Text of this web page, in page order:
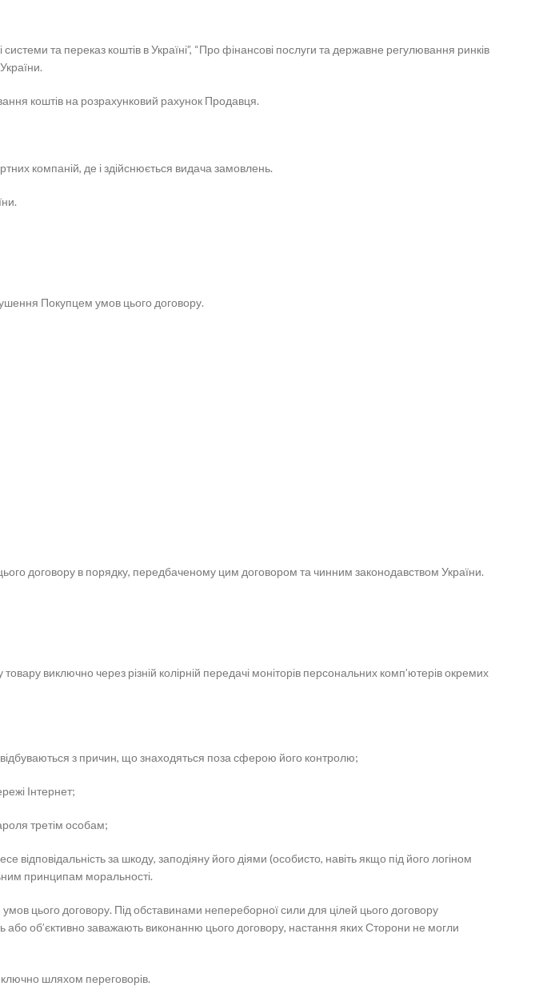
та переказ коштів в Україні”, “Про фінансові послуги та державне регулювання ринків
коштів на розрахунковий рахунок Продавця.
компаній, де і здійснюється видача замовлень.
Покупцем умов цього договору.
договору в порядку, передбаченому цим договором та чинним законодавством України.
виключно через різній колірній передачі моніторів персональних комп’ютерів окремих
відбуваються з причин, що знаходяться поза сферою його контролю;
Інтернет;
третім особам;
за шкоду, заподіяну його діями (особисто, навіть якщо під його логіном
принципам моральності.
цього договору. Під обставинами непереборної сили для цілей цього договору
об’єктивно заважають виконанню цього договору, настання яких Сторони не могли
шляхом переговорів.